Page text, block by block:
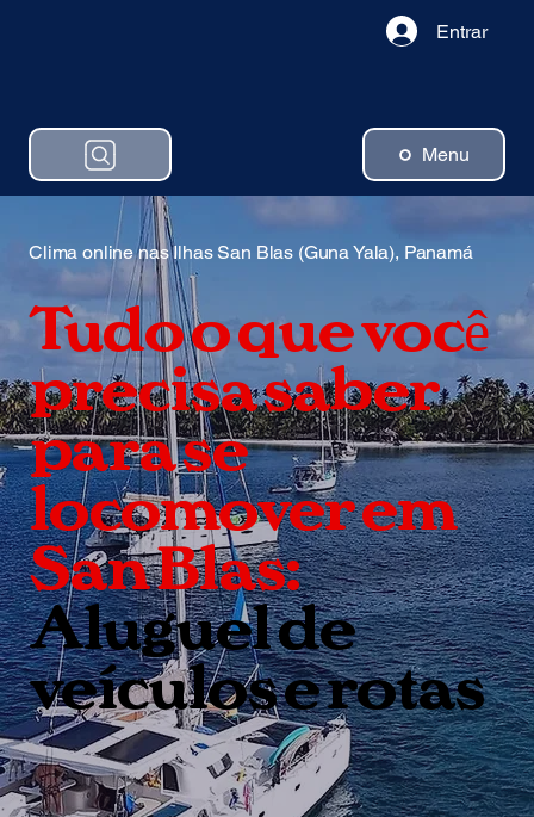
Menu
Entrar
Clima online nas Ilhas San Blas (Guna Yala), Panamá
Tudo o que você
precisa saber
para se
locomover em
San Blas:
Aluguel de
veículos e rotas